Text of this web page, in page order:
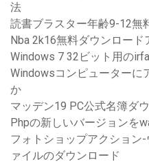
法
読書ブラスター年齢9-12無
Nba 2k16無料ダウンロード
Windows 7 32ビット用の
Windowsコンピューターに
か
マッデン19 PC公式名簿ダ
Phpの新しいバージョンを
フォトショップアクション
ァイルのダウンロード